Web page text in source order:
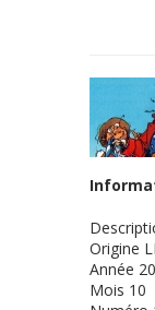
Origine
Année
Mois 10